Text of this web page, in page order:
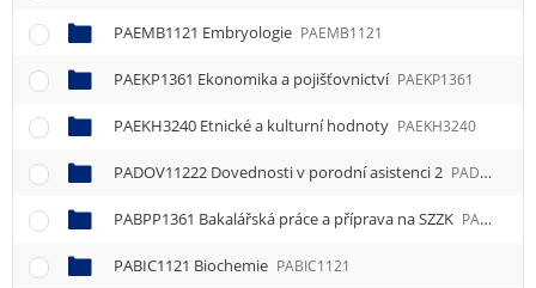
PAEMB1121 Embryologie PAEMB1121
PAEKP1361 Ekonomika a pojišťovnictví PAEKP1361
PAEKH3240 Etnické a kulturní hodnoty PAEKH3240
PADOV11222 Dovednosti v porodní asistenci 2 PADOV11222
PABPP1361 Bakalářská práce a příprava na SZZK PABPP1361
PABIC1121 Biochemie PABIC1121